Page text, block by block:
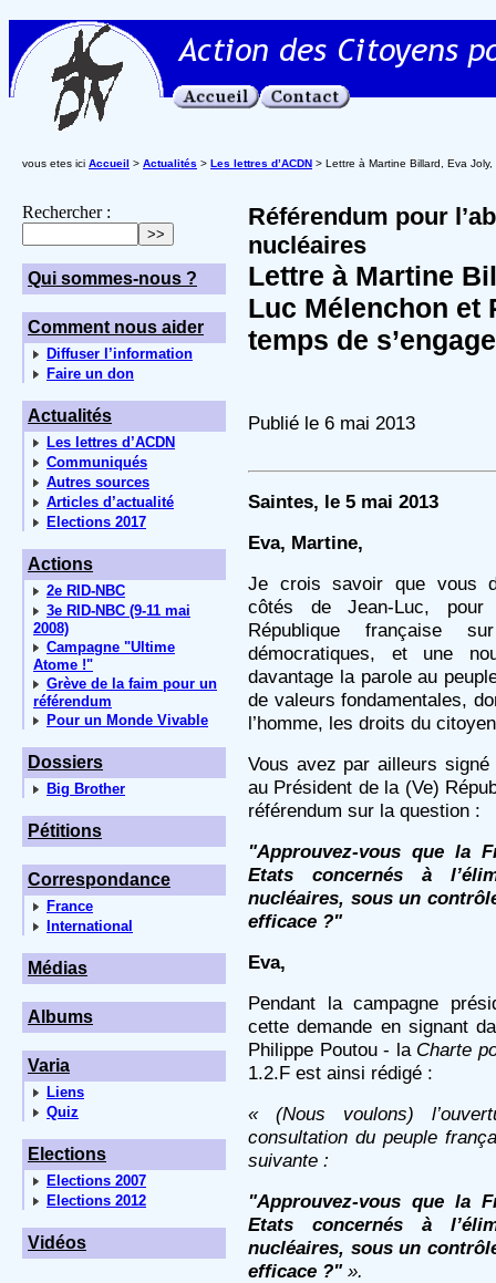
vous etes ici Accueil > Actualités > Les lettres d’ACDN > Lettre à Martine Billard, Eva
Rechercher :
Qui sommes-nous ?
Comment nous aider
Diffuser l’information
Faire un don
Actualités
Les lettres d’ACDN
Communiqués
Autres sources
Articles d’actualité
Elections 2017
Actions
2e RID-NBC
3e RID-NBC (9-11 mai
2008)
Campagne "Ultime
Atome !"
Grève de la faim pour un
référendum
Pour un Monde Vivable
Dossiers
Big Brother
Pétitions
Correspondance
France
International
Médias
Albums
Varia
Liens
Quiz
Elections
Elections 2007
Elections 2012
Vidéos
Référendum pour
nucléaires
Lettre à Martine
Luc Mélenchon et
temps de
Publié le 6 mai 2013
Saintes, le 5 mai 2013
Eva, Martine,
Je crois savoir que vous
côtés de Jean-Luc,
République française
démocratiques, et une
davantage la parole au
de valeurs fondamentales,
l’homme, les droits du
Vous avez par ailleurs
au Président de la (Ve)
référendum sur la question :
"Approuvez-vous que la
Etats concernés à
nucléaires, sous un
efficace ?"
Eva,
Pendant la campagne
cette demande en signant
Philippe Poutou - la Charte
1.2.F est ainsi rédigé :
« (Nous voulons)
consultation du peuple
suivante :
"Approuvez-vous que la
Etats concernés à
nucléaires, sous un
efficace ?"».